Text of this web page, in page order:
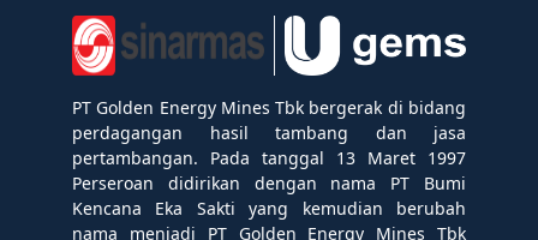
PT Golden Energy Mines Tbk bergerak di bidang
perdagangan hasil tambang dan jasa
pertambangan. Pada tanggal 13 Maret 1997
Perseroan didirikan dengan nama PT Bumi
Kencana Eka Sakti yang kemudian berubah
nama menjadi PT Golden Energy Mines Tbk